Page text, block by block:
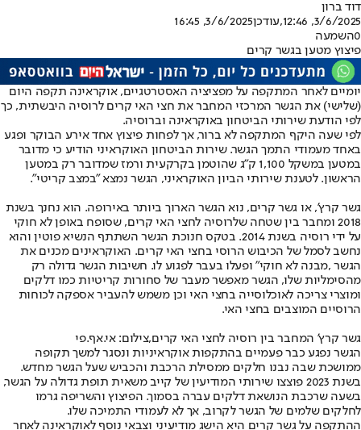
דוד ברון
3/6/2025, 12:46
,עודכן3/6/2025, 16:45
0השמעה
פיצוץ מטען בגשר קרים
יומיים לאחר המתקפה על מפציציה האסטרטגיים, אוקראינה תקפה היום
(שלישי) את הגשר המרכזי המחבר את חצי האי קרים לרוסיה היבשתית, כך
לפי הודעת שירותי הביטחון באוקראינה וברוסיה.
לפי שעה היקף המתקפה לא ברור, אך לפחות פיצוץ אחד אירע הבוקר ופגע
באחד מעמודי התמך הגשר. שירות הביטחון האוקראיני הודיע כי מדובר
במטען במשקל 1,100 ק"ג שהוטמן בקרקעית ורמז שמדובר רק במטען
הראשון. לטענת שירותי הביון האוקראיני, הגשר נמצא "במצב קריטי".
גשר קרץ', או גשר קרים, נוא הגשר הארוך ביותר באירופה. הוא נחנך בשנת
2018 ומחבר בין שטחה שלרוסיה לחצי האי קרים, שסופח באופן לא חוקי
על ידי רוסיה בשנת 2014. בטקס חנוכת הגשר השתתף הנשיא פוטין והוא
נחשב לסמל של הכיבוש הרוסי בחצי האי קרים. האוקראינים מכנים את
הגשר ,מבנה לא חוקי" ופעלו בעבר לפגוע לו. חשיבות הגשר גדולה רק
מהסימליות שלו, הגשר מאפשר מעבר של סחורות קריטיות כמו דלקים
ומוצרי צריכה לאוכלוסייה בחצי האי וכן משמש להעביר אספקה לכוחות
הרוסיים המוצבים בחצי האי.
גשר קרץ' המחבר בין רוסיה לחצי האי קרים,צילום: אי.אף.פי
הגשר נפגע כבר פעמיים בהתקפות אוקראיניות ונסגר למשך תקופה
ממושכת שבה נבנו חלקים ממסילת הרכבת והכביש שעל הגשר מחדש.
בשנת 2023 פוצצו שירותי המודיעין של קייב משאית תופת גדולה על הגשר,
בשעה שרכבת הנושאת דלקים עברה בסמוך. הפיצוץ והשריפה גרמו
לחלקים שלמים של הגשר לקרוב, אך לא לעמודי התמיכה שלו.
ההתקפה על גשר קרים היא הישג מודיעיני וצבאי נוסף לאוקראינה לאחר